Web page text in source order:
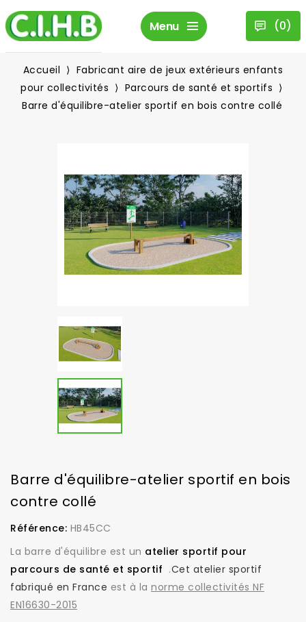
Menu (0)
Accueil
Fabricant aire de jeux extérieurs enfants
pour collectivités
Parcours de santé et sportifs
Barre d'équilibre-atelier sportif en bois contre collé
Barre d'équilibre-atelier sportif en bois
contre collé
Référence: HB45CC
La barre d'équilibre est un atelier sportif pour
parcours de santé et sportif .Cet atelier sportif
fabriqué en France est à la norme collectivités NF
EN16630-2015